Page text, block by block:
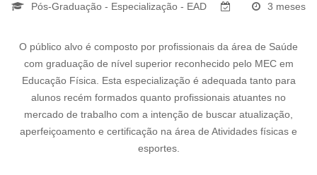
Pós-Graduação - Especialização - EAD 3 meses
O público alvo é composto por profissionais da área de Saúde
com graduação de nível superior reconhecido pelo MEC em
Educação Física. Esta especialização é adequada tanto para
alunos recém formados quanto profissionais atuantes no
mercado de trabalho com a intenção de buscar atualização,
aperfeiçoamento e certificação na área de Atividades físicas e
esportes.